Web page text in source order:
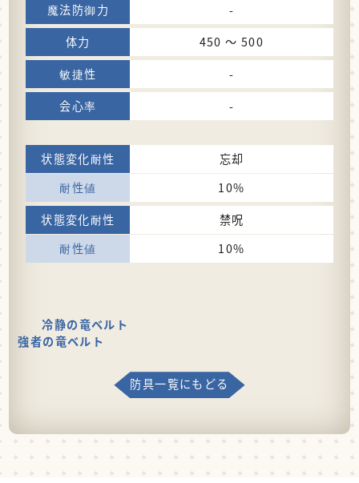
-
450 〜 500
-
-
忘却
10%
禁呪
10%
冷静の竜ベルト
強者の竜ベルト
防具一覧にもどる